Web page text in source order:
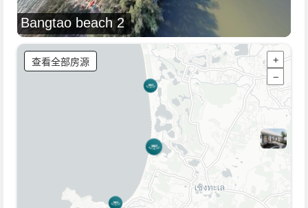
Bangtao beach 2
查看全部房源
+
−